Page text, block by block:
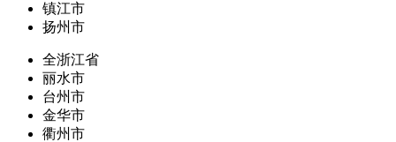
镇江市
扬州市
全浙江省
丽水市
台州市
金华市
衢州市